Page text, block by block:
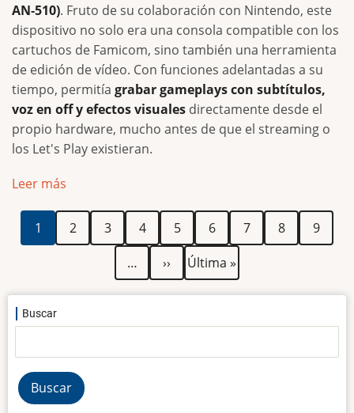
AN‑510). Fruto de su colaboración con Nintendo, este
dispositivo no solo era una consola compatible con los
cartuchos de Famicom, sino también una herramienta
de edición de vídeo. Con funciones adelantadas a su
tiempo, permitía grabar gameplays con subtítulos,
voz en off y efectos visuales directamente desde el
propio hardware, mucho antes de que el streaming o
los Let's Play existieran.
Leer más
Paginación
Página
actual
1 Página
2 Página
3 Página
4 Página
5 Página
6 Página
7 Página
8 Página
9
…
Siguiente
página
››
Última
página
Última »
Buscar